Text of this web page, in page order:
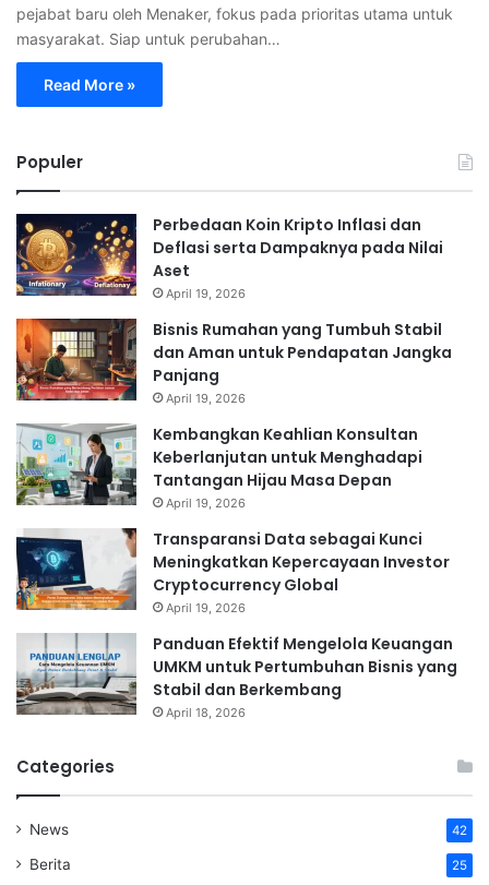
pejabat baru oleh Menaker, fokus pada prioritas utama untuk
masyarakat. Siap untuk perubahan…
Read More »
Populer
Perbedaan Koin Kripto Inflasi dan
Deflasi serta Dampaknya pada Nilai
Aset
April 19, 2026
Bisnis Rumahan yang Tumbuh Stabil
dan Aman untuk Pendapatan Jangka
Panjang
April 19, 2026
Kembangkan Keahlian Konsultan
Keberlanjutan untuk Menghadapi
Tantangan Hijau Masa Depan
April 19, 2026
Transparansi Data sebagai Kunci
Meningkatkan Kepercayaan Investor
Cryptocurrency Global
April 19, 2026
Panduan Efektif Mengelola Keuangan
UMKM untuk Pertumbuhan Bisnis yang
Stabil dan Berkembang
April 18, 2026
Categories
News 42
Berita 25